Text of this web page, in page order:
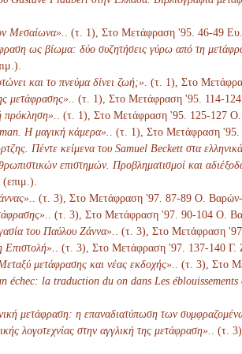
Μεσαίωνα».
. (τ. 1), Στο Μετάφραση '95. 46-49
ως βίωμα: δύο συζητήσεις γύρω από τη
και το πνεύμα δίνει ζωή;» . (τ. 1), Στο
μετάφρασης».
. (τ. 1), Στο Μετάφραση '95. 114-
πρόκληση».
. (τ. 1), Στο Μετάφραση '95. 125-127
Η μαγική κάμερα».
. (τ. 1), Στο Μετάφραση
Πέντε κείμενα του Samuel Beckett στα
επιστημών. Προβληματισμοί και
. (τ. 3), Στο Μετάφραση '97. 87-89 Ο.
. (τ. 3), Στο Μετάφραση '97. 90-104 Ο.
του Παύλου Ζάννα».
. (τ. 3), Στο Μετάφραση
. (τ. 3), Στο Μετάφραση '97. 137-140
μετάφρασης και νέας εκδοχής».
. (τ. 3), Στο
échec: la traduction du on dans Les éblouissements
μετάφραση: η επαναδιατύπωση των
λογοτεχνίας στην αγγλική της μετάφραση».
. (τ.